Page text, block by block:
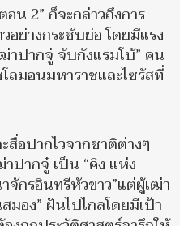
อน 2” ก็จะกล่าวถึงการ
อย่างกระชับย่อ โดยมีแรง
าปากจู๋ จับกังแรมโบ้” คน
ลมอนมหาราชและไซรัสที่
สื่อปากไวจากชาติต่างๆ
าปากจู๋ เป็น “คิง แห่ง
จักรอินทรีหัวขาว”แต่ผู้เฒ่า
อง” ฝันไปไกลโดยมีเป้า